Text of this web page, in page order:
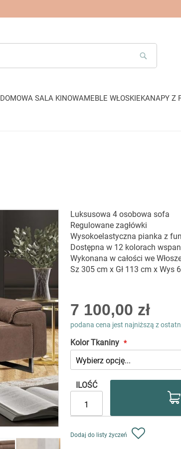
SEARCH
DOMOWA SALA KINOWAMEBLE WŁOSKIEKANAPY Z
Luksusowa 4 osobowa sofa
Regulowane zagłówki
Wysokoelastyczna pianka z
Dostępna w 12 kolorach
Wykonana w całości we
Sz 305 cm x Gł 113 cm x Wys
As
low
as
7 100,00 zł
podana cena jest najniższą z
Kolor Tkaniny
ILOŚĆ
Dodaj do listy życzeń